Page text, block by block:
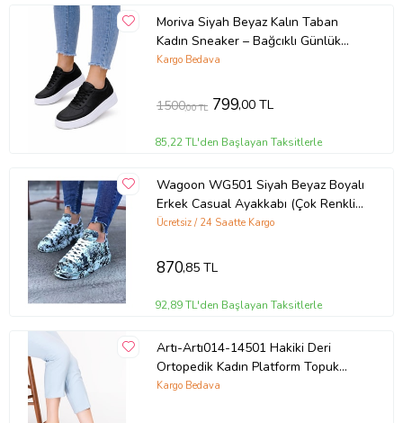
Moriva Siyah Beyaz Kalın Taban
Kadın Sneaker – Bağcıklı Günlük
Spor Ayakkabı – Rahat Yürüyüş
Kargo Bedava
1500,00 TL 799,00 TL
85,22 TL'den Başlayan Taksitlerle
Wagoon WG501 Siyah Beyaz Boyalı
Erkek Casual Ayakkabı (Çok Renkli-
Lacivert)
Ücretsiz / 24 Saatte Kargo
870,85 TL
92,89 TL'den Başlayan Taksitlerle
Artı-Artı014-14501 Hakiki Deri
Ortopedik Kadın Platform Topuk
Ayakkabı (Taba)
Kargo Bedava